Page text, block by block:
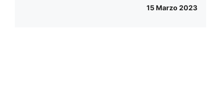
15 Marzo 2023